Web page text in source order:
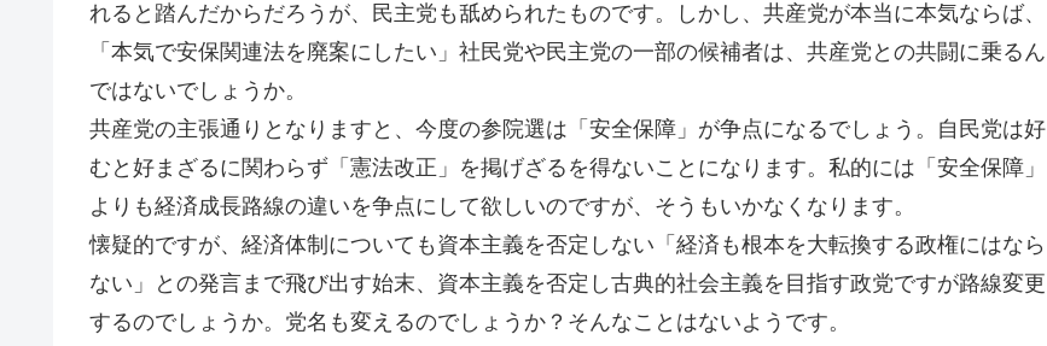
れると踏んだからだろうが、民主党も舐められたものです。しかし、共産党が本当に本気ならば、
「本気で安保関連法を廃案にしたい」社民党や民主党の一部の候補者は、共産党との共闘に乗るん
ではないでしょうか。
共産党の主張通りとなりますと、今度の参院選は「安全保障」が争点になるでしょう。自民党は好
むと好まざるに関わらず「憲法改正」を掲げざるを得ないことになります。私的には「安全保障」
よりも経済成長路線の違いを争点にして欲しいのですが、そうもいかなくなります。
懐疑的ですが、経済体制についても資本主義を否定しない「経済も根本を大転換する政権にはなら
ない」との発言まで飛び出す始末、資本主義を否定し古典的社会主義を目指す政党ですが路線変更
するのでしょうか。党名も変えるのでしょうか？そんなことはないようです。